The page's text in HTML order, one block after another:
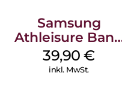
Samsung
Athleisure
M/L Galaxy
Watch7 Silver
39,90€
inkl. MwSt.